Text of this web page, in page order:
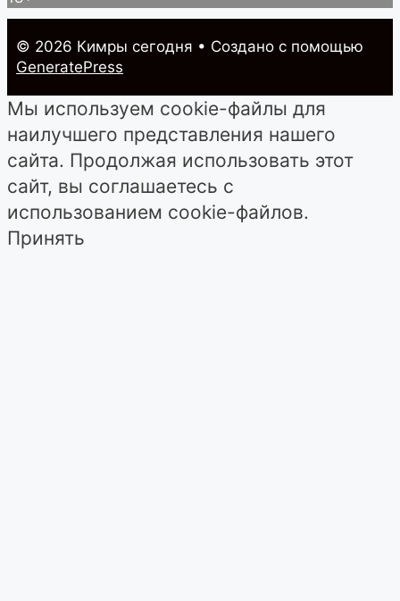
© 2026 Кимры cегодня • Создано с помощью
GeneratePress
Мы используем cookie-файлы для
наилучшего представления нашего
сайта. Продолжая использовать этот
сайт, вы соглашаетесь с
использованием cookie-файлов.
Принять